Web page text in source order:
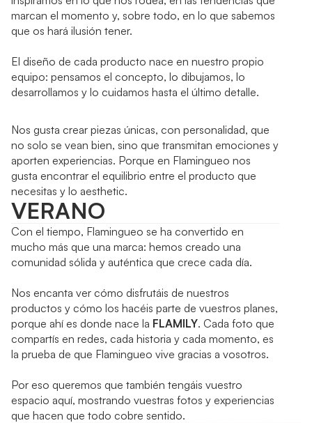
marcan el momento y, sobre todo, en lo que sabemos
que os hará ilusión tener.
El diseño de cada producto nace en nuestro propio
equipo: pensamos el concepto, lo dibujamos, lo
desarrollamos y lo cuidamos hasta el último detalle.
Nos gusta crear piezas únicas, con personalidad, que
no solo se vean bien, sino que transmitan emociones y
aporten experiencias. Porque en Flamingueo nos
gusta encontrar el equilibrio entre el producto que
necesitas y lo aesthetic.
VERANO
Con el tiempo, Flamingueo se ha convertido en
mucho más que una marca: hemos creado una
comunidad sólida y auténtica que crece cada día.
Nos encanta ver cómo disfrutáis de nuestros
productos y cómo los hacéis parte de vuestros planes,
porque ahí es donde nace la FLAMILY. Cada foto que
compartís en redes, cada historia y cada momento, es
la prueba de que Flamingueo vive gracias a vosotros.
Por eso queremos que también tengáis vuestro
espacio aquí, mostrando vuestras fotos y experiencias
que hacen que todo cobre sentido.